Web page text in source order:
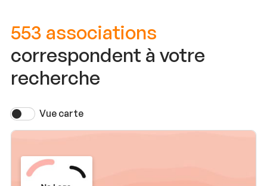
553 associations
correspondent à votre
recherche
Vue carte